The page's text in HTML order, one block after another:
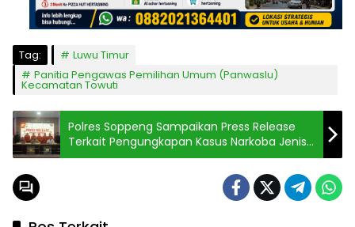
Tag:
Luwu Timur
Panitia Pengawas Pemilihan Umum (Panwaslu)
Kecamatan Towuti
Polres Soppeng Sampaikan Press Release
Terkait Pengungkapan Kasus Narkoba Jenis
Sabu